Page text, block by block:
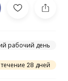
рабочий день
28 дней